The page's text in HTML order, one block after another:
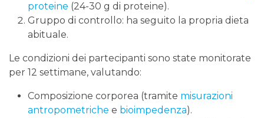
proteine (24-30 g di proteine).
Gruppo di controllo: ha seguito la propria dieta
abituale.
Le condizioni dei partecipanti sono state monitorate
per 12 settimane, valutando:
Composizione corporea (tramite misurazioni
antropometriche e bioimpedenza).